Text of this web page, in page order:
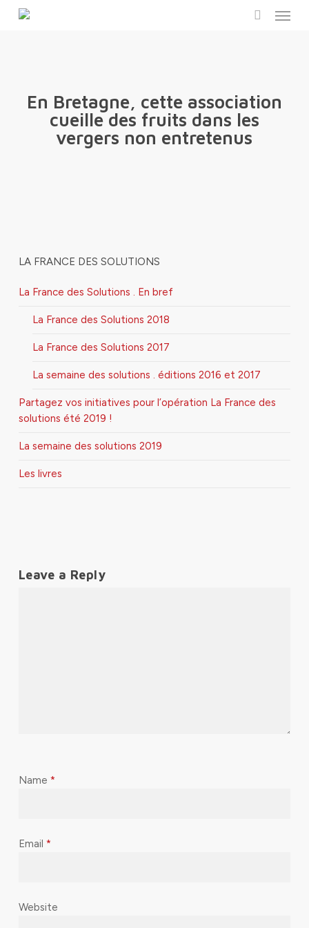
Menu
En Bretagne, cette association
cueille des fruits dans les
vergers non entretenus
LA FRANCE DES SOLUTIONS
La France des Solutions . En bref
La France des Solutions 2018
La France des Solutions 2017
La semaine des solutions . éditions 2016 et 2017
Partagez vos initiatives pour l’opération La France des
solutions été 2019 !
La semaine des solutions 2019
Les livres
Leave a Reply
Name *
Email *
Website